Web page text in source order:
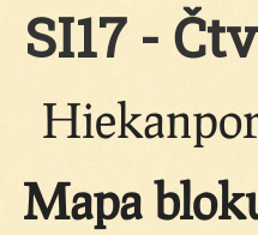
SI17 -
Mapa